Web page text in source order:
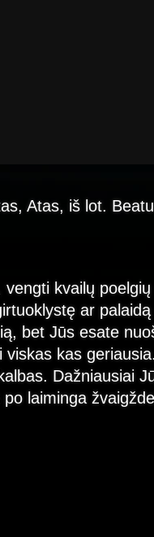
Atas, iš lot.
kvailų
ar
bet Jūs esate
kas
Dažniausiai
laiminga